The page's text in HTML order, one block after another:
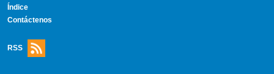
Índice
Contáctenos
RSS